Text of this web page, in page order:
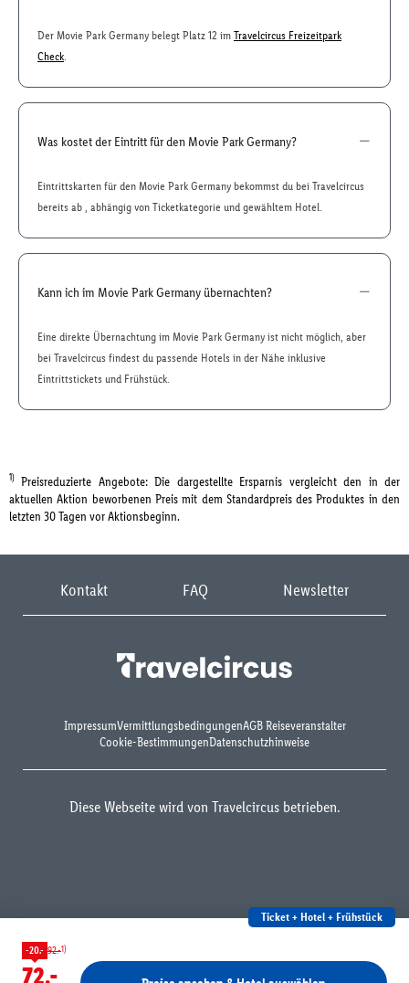
Der Movie Park Germany belegt Platz 12 im Travelcircus Freizeitpark
Check.
Was kostet der Eintritt für den Movie Park Germany?
Eintrittskarten für den Movie Park Germany bekommst du bei Travelcircus
bereits ab , abhängig von Ticketkategorie und gewähltem Hotel.
Kann ich im Movie Park Germany übernachten?
Eine direkte Übernachtung im Movie Park Germany ist nicht möglich, aber
bei Travelcircus findest du passende Hotels in der Nähe inklusive
Eintrittstickets und Frühstück.
Ticket + Hotel + Frühstück
-20.- 92.-1)
72.-
1) Preisreduzierte Angebote: Die dargestellte Ersparnis vergleicht den in der
aktuellen Aktion beworbenen Preis mit dem Standardpreis des Produktes in den
letzten 30 Tagen vor Aktionsbeginn.
Kontakt FAQ Newsletter
ImpressumVermittlungsbedingungenAGB Reiseveranstalter
Cookie-BestimmungenDatenschutzhinweise
Diese Webseite wird von Travelcircus betrieben.